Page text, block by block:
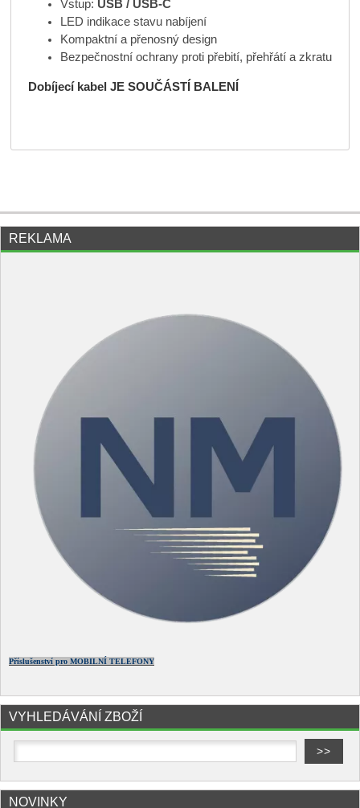
Vstup: USB / USB-C
LED indikace stavu nabíjení
Kompaktní a přenosný design
Bezpečnostní ochrany proti přebití, přehřátí a zkratu
Dobíjecí kabel JE SOUČÁSTÍ BALENÍ
REKLAMA
Příslušenství pro MOBILNÍ TELEFONY
VYHLEDÁVÁNÍ ZBOŽÍ
NOVINKY